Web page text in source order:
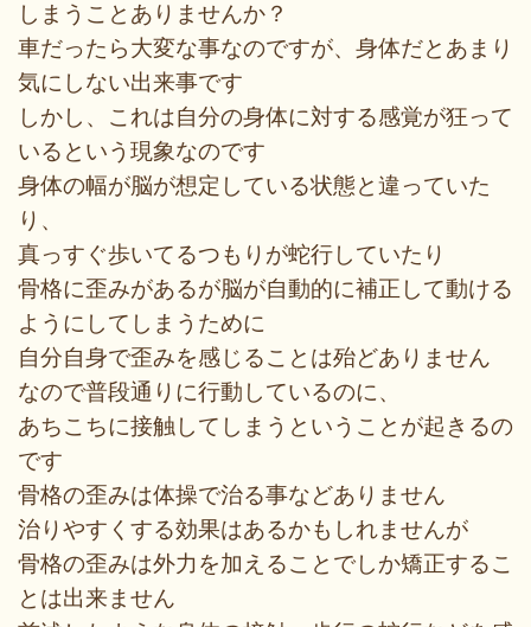
しまうことありませんか？
車だったら大変な事なのですが、身体だとあまり
気にしない出来事です
しかし、これは自分の身体に対する感覚が狂って
いるという現象なのです
身体の幅が脳が想定している状態と違っていた
り、
真っすぐ歩いてるつもりが蛇行していたり
骨格に歪みがあるが脳が自動的に補正して動ける
ようにしてしまうために
自分自身で歪みを感じることは殆どありません
なので普段通りに行動しているのに、
あちこちに接触してしまうということが起きるの
です
骨格の歪みは体操で治る事などありません
治りやすくする効果はあるかもしれませんが
骨格の歪みは外力を加えることでしか矯正するこ
とは出来ません